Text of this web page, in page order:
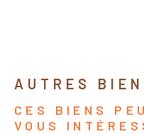
AUTRES
CES BIENS
VOUS